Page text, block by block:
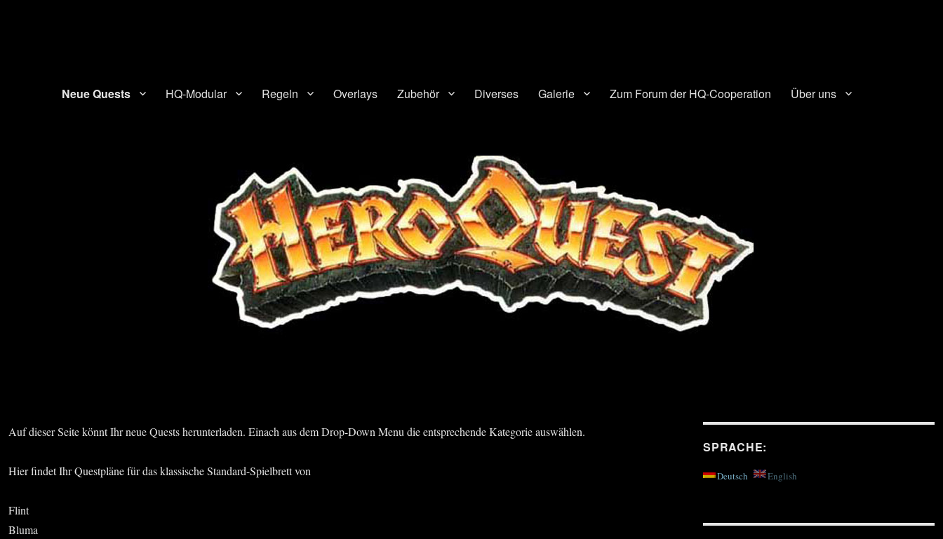
Neue Quests HQ-Modular Regeln Overlays Zubehör Diverses Galerie Zum Forum der HQ-Cooperation Über uns
Auf dieser Seite könnt Ihr neue Quests herunterladen. Einach aus dem Drop-Down Menu die entsprechende Kategorie auswählen.
Hier findet Ihr Questpläne für das klassische Standard-Spielbrett von
Flint
Bluma
SPRACHE:
Deutsch English